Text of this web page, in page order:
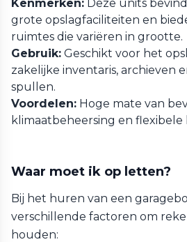
Kenmerken: Deze units
grote opslagfaciliteiten en
ruimtes die variëren in grootte.
Gebruik: Geschikt voor het
zakelijke inventaris, archieven
spullen.
Voordelen: Hoge mate van
klimaatbeheersing en
Waar moet ik op letten?
Bij het huren van een
verschillende factoren om
houden: